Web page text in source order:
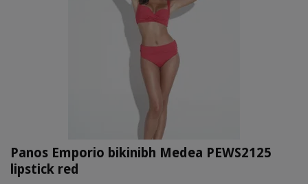
Panos Emporio bikinibh Medea PEWS2125
lipstick red